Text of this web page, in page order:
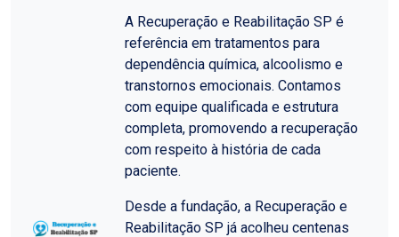
A Recuperação e Reabilitação SP é
referência em tratamentos para
dependência química, alcoolismo e
transtornos emocionais. Contamos
com equipe qualificada e estrutura
completa, promovendo a recuperação
com respeito à história de cada
paciente.
Desde a fundação, a Recuperação e
Reabilitação SP já acolheu centenas